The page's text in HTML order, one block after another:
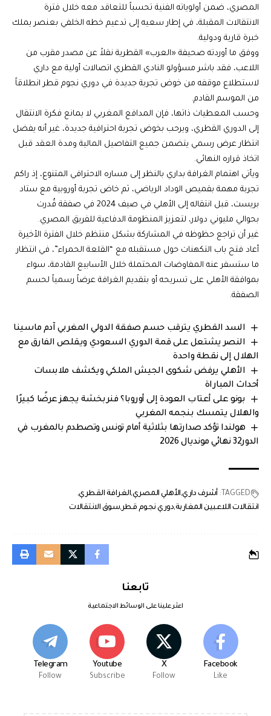
المصري، ضمن أولوياته الفنية تحسباً للتعاقد معه خلال فترة
الانتقالات المقبلة، في إطار سعيه إلى تدعيم خطه الخلفي بعنصر يملك
خبرة قارية ودولية.
ووفق ما أوردته صحيفة «العرب» القطرية نقلاً عن مصدر مقرب من
اللاعب، فقد باشر مسؤولو النادي القطري اتصالات أولية مع داري
لاستطلاع موقفه من خوض تجربة جديدة في دوري نجوم قطر انطلاقاً
من الموسم القادم.
وحسب المعطيات ذاتها، فإن المدافع المغربي لا يمانع فكرة الانتقال
إلى الدوري القطري، ويرحب بخوض تجربة احترافية جديدة، غير أنه يفضل
انتظار عرض رسمي يتضمن جميع التفاصيل المالية ومدة العقد قبل
اتخاذ قراره النهائي.
ويأتي اهتمام الغرافة بداري بالنظر إلى مساره الاحترافي المتنوع، إذ راكم
تجربة مهمة بقميص الوداد الرياضي، ثم خاض تجربة أوروبية مع ستاد
بريست، قبل انتقاله إلى الأهلي في صيف 2024 في صفقة قُدرت
بحوالي مليوني دولار، لتعزيز المنظومة الدفاعية للفريق المصري.
غير أن تراجع حظوظه في المشاركة بشكل منتظم خلال الفترة الأخيرة
أعاد فتح باب التكهنات حول مستقبله مع “القلعة الحمراء”، في انتظار
ما ستسفر عنه المفاوضات المحتملة خلال الأسابيع القادمة، سواء
بموافقة الأهلي على تسريحه أو بتقديم الغرافة عرضاً رسمياً لحسم
الصفقة.
السد القطري يترقب حسم صفقة الدولي المغربي آدم ماسينا
النصر يشتعل على قمة الدوري السعودي ويقلص الفارق مع
الهلال إلى نقطة واحدة
الأهلي يرفض شكوى الجيش الملكي ويكشف ملابسات
أحداث المباراة
بونو على أعتاب العودة إلى أوروبا؟ فنربخشة يجهز عرضًا كبيرًا
والهلال يتمسك بنجمه المغربي
هولندا تؤكد صدارتها بثلاثية أمام تونس وتصطدم بالمغرب في
الدور32 نهائي مونديال 2026
TAGGED: أشرف داري الأهلي المصريالغرافة القطري
انتقالات اللاعبين المغاربةدوري نجوم قطرسوق الانتقالات
تابعنا
اعثر علينا على الوسائط الاجتماعية
Facebook
Like
X
Follow
Youtube
Subscribe
Telegram
Follow